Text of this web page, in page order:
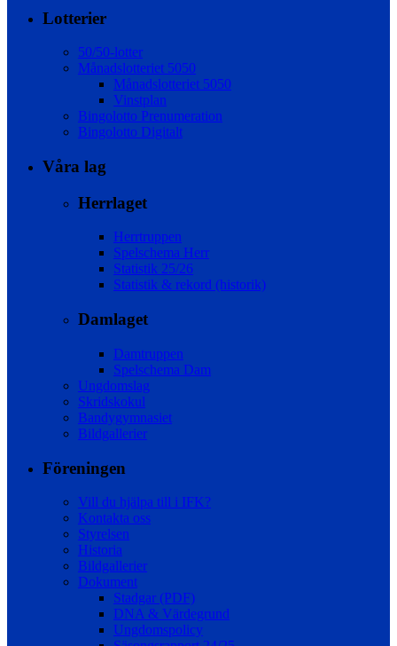
Lotterier
50/50-lotter
Månadslotteriet 5050
Månadslotteriet 5050
Vinstplan
Bingolotto Prenumeration
Bingolotto Digitalt
Våra lag
Herrlaget
Herrtruppen
Spelschema Herr
Statistik 25/26
Statistik & rekord (historik)
Damlaget
Damtruppen
Spelschema Dam
Ungdomslag
Skridskokul
Bandygymnasiet
Bildgallerier
Föreningen
Vill du hjälpa till i IFK?
Kontakta oss
Styrelsen
Historia
Bildgallerier
Dokument
Stadgar (PDF)
DNA & Värdegrund
Ungdomspolicy